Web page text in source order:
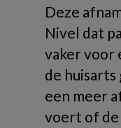
Deze
Nivel dat
vaker voor
de huisarts
een meer
voert of